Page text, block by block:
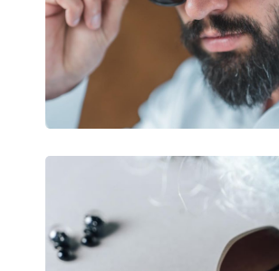
Kód: